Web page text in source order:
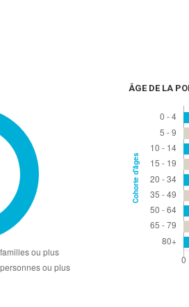
ÂGE DE LA